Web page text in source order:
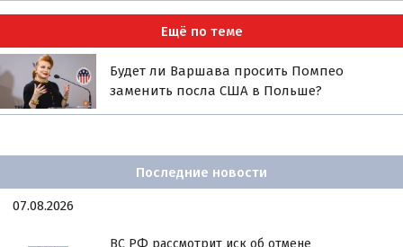
Ещё по теме
Будет ли Варшава просить Помпео
заменить посла США в Польше?
Последние новости
07.08.2026